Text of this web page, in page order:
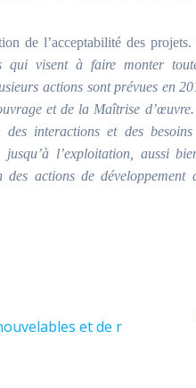
de l’acceptabilité des projets.
qui visent à faire monter
actions sont prévues en
et de la Maîtrise
des interactions et des
jusqu’à l’exploitation, aussi
actions de développement
et de r